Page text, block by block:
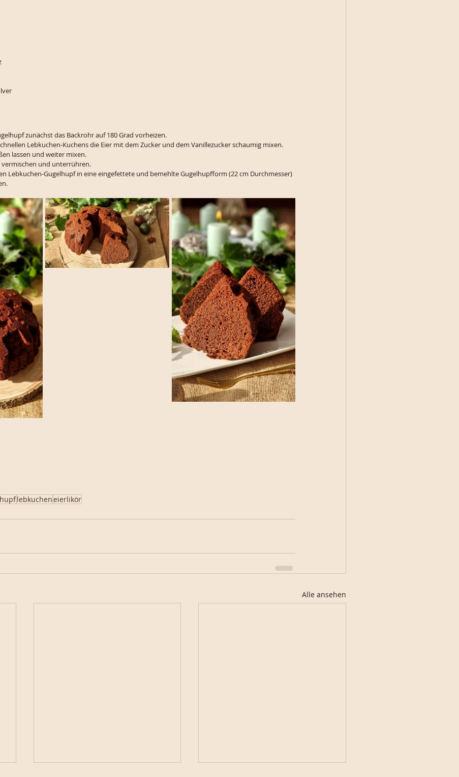
zunächst das Backrohr auf 180 Grad vorheizen.
Lebkuchen-Kuchens die Eier mit dem Zucker und dem Vanillezucker schaumig mixen.
lassen und weiter mixen.
und unterrühren.
Lebkuchen-Gugelhupf in eine eingefettete und bemehlte Gugelhupfform (22 cm Durchmesser)
lebkucheneierlikör
Alle ansehen